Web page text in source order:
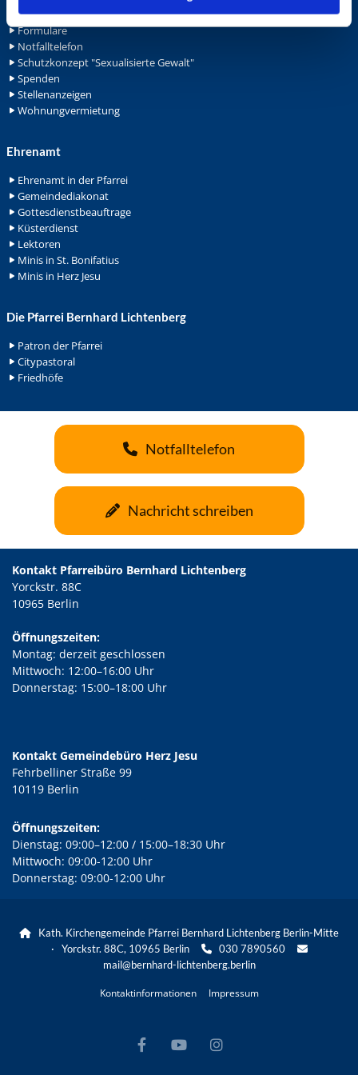
Archiv
Formulare
Notfalltelefon
Schutzkonzept "Sexualisierte Gewalt"
Spenden
Stellenanzeigen
Wohnungvermietung
Ehrenamt
Ehrenamt in der Pfarrei
Gemeindediakonat
Gottesdienstbeauftrage
Küsterdienst
Lektoren
Minis in St. Bonifatius
Minis in Herz Jesu
Die Pfarrei Bernhard Lichtenberg
Patron der Pfarrei
Citypastoral
Friedhöfe
Notfalltelefon
Nachricht schreiben
Kontakt Pfarreibüro Bernhard Lichtenberg
Yorckstr. 88C
10965 Berlin
Öffnungszeiten:
Montag: derzeit geschlossen
Mittwoch: 12:00–16:00 Uhr
Donnerstag: 15:00–18:00 Uhr
Kontakt Gemeindebüro Herz Jesu
Fehrbelliner Straße 99
10119 Berlin
Öffnungszeiten:
Dienstag: 09:00–12:00 / 15:00–18:30 Uhr
Mittwoch: 09:00-12:00 Uhr
Donnerstag: 09:00-12:00 Uhr

Kath. Kirchengemeinde Pfarrei Bernhard Lichtenberg Berlin-Mitte
· Yorckstr. 88C, 10965 Berlin
030 7890560 
mail@bernhard-lichtenberg.berlin
Kontaktinformationen Impressum